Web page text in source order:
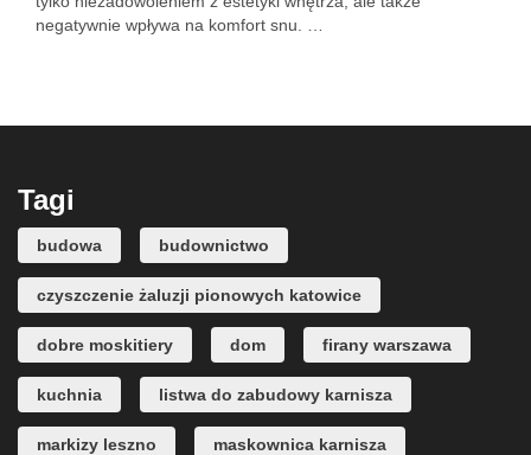
negatywnie wpływa na komfort snu. …
Tagi
budowa budownictwo
czyszczenie żaluzji pionowych katowice
dobre moskitiery dom firany warszawa
kuchnia listwa do zabudowy karnisza
markizy leszno maskownica karnisza